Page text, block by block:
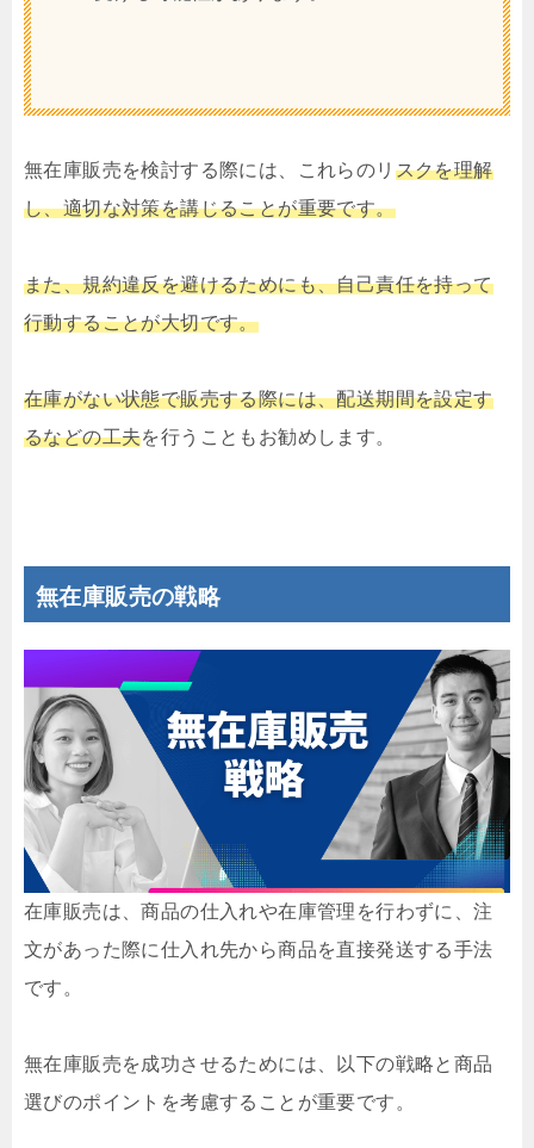
無在庫販売を検討する際には、これらのリ スクを理解
し、適切な対策を講じることが重要です。
また、規約違反を避けるためにも、自己責任を持って
行動することが大切です。
在庫がない状態で販売する際には、配送期間を設定す
るなどの工夫を行うこともお勧めします。
無在庫販売の戦略
在庫販売は、商品の仕入れや在庫管理を行わずに、注
文があった際に仕入れ先から商品を直接発送する手法
です。
無在庫販売を成功させるためには、以下の戦略と商品
選びのポイントを考慮することが重要です。